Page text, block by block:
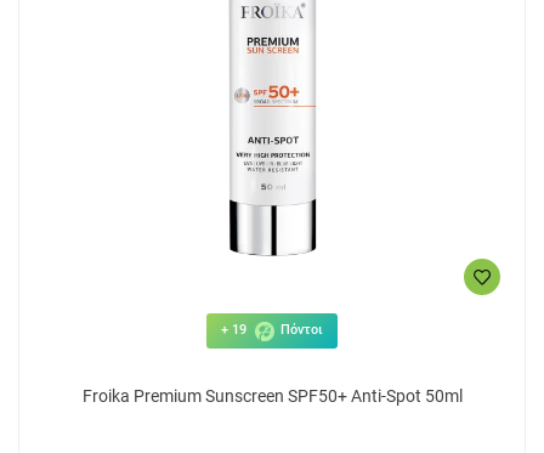
+ 19 Πόντοι
Froika Premium Sunscreen SPF50+ Anti-Spot 50ml